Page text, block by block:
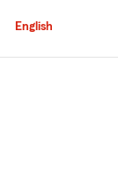
English